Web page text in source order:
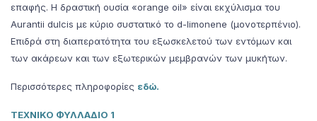
επαφής. Η δραστική ουσία «orange oil» είναι εκχύλισμα του
Αurantii dulcis με κύριο συστατικό το d-limonene (μονοτερπένιo).
Επιδρά στη διαπερατότητα του εξωσκελετού των εντόμων και
των ακάρεων και των εξωτερικών μεμβρανών των μυκήτων.
Περισσότερες πληροφορίες εδώ.
ΤΕΧΝΙΚΟ ΦΥΛΛΑΔΙΟ 1